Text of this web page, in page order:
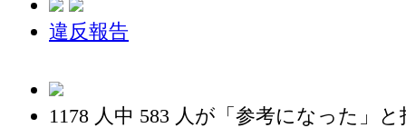
違反報告
1178 人中 583 人が「参考になった」